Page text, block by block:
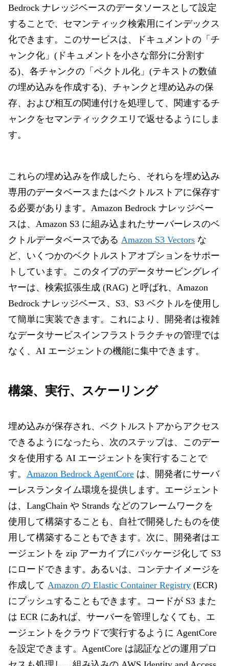
Bedrock ナレッジベースのデータソースとして設定
することで、セマンティック検索用にインデックス
化できます。このサービスは、ドキュメントの「チ
ャンク化」(ドキュメントを小さな部分に分割す
る)、各チャンクの「ベクトル化」(テキストの数値
の埋め込みを作成する)、チャンクと埋め込みの保
存、および相互の関連付けを処理して、関連するチ
ャンクをセマンティッククエリで返せるようにしま
す。
これらの埋め込みを作成したら、それらを埋め込み
専用のデータベースまたはベクトルストアに保存す
る必要があります。Amazon Bedrock ナレッジベー
スは、Amazon S3 に組み込まれたサーバーレスのベ
クトルデータベースである Amazon S3 Vectors な
ど、いくつかのベクトルストアオプションをサポー
トしています。このタイプのデータサービングレイ
ヤーは、検索拡張生成 (RAG) と呼ばれ、Amazon
Bedrock ナレッジベース、S3、S3 ベクトルを使用し
て簡単に実装できます。これにより、開発者は複雑
なデータサービスインフラストラクチャの管理では
なく、AI エージェントの機能に集中できます。
構築、実行、スケーリング
埋め込みが保存され、ベクトルストアからアクセス
できるようになったら、次のステップは、このデー
タを使用する AI エージェントを実行することで
す。 Amazon Bedrock AgentCore は、開発者にサーバ
ーレスランタイム環境を提供します。エージェント
は、LangChain や Strands などのフレームワークを
使用して構築することも、自社で開発したものを使
用して構築することもできます。次に、開発者はエ
ージェントを zip アーカイブにパッケージ化して S3
にロードできます。あるいは、コンテナイメージを
作成して Amazon の Elastic Container Registry (ECR)
にプッシュすることもできます。コードが S3 また
は ECR にあれば、サーバーを管理しなくても、エ
ージェントをクラウドで実行するように AgentCore
を設定できます。AgentCore は認証などの運用プロ